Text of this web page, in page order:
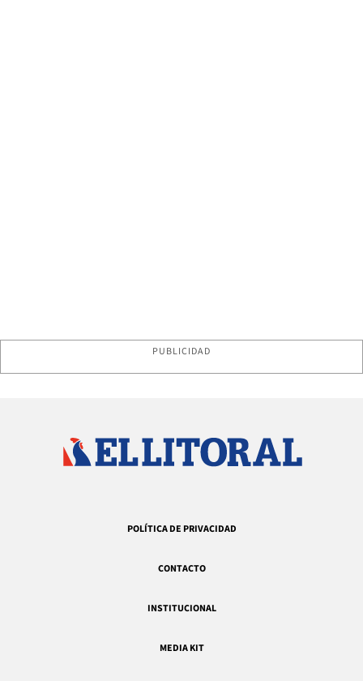
PUBLICIDAD
POLÍTICA DE PRIVACIDAD
CONTACTO
INSTITUCIONAL
MEDIA KIT